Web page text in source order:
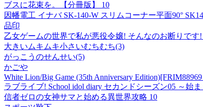
ブスに花束を。【分冊版】 10
因幡電工 イナバ SK-140-W スリムコーナー平面90°
品印
乙女ゲームの世界で私が悪役令嬢! そんなのお断りです
大きいムキムキ小さいむちむち(3)
がっこうのせんせい(5)
かごや
White Lion/Big Game (35th Anniversary Edition)
ラブライブ! School idol diary セカンドシーズン05 ～始
信者ゼロの女神サマと始める異世界攻略 10